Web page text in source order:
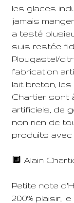
les glaces
jamais
a testé
suis restée
Plougastel/
fabrication
lait breton,
Chartier sont
artificiels, de
non rien de
produits avec
🔲 Alain
Petite note
200% plaisir,